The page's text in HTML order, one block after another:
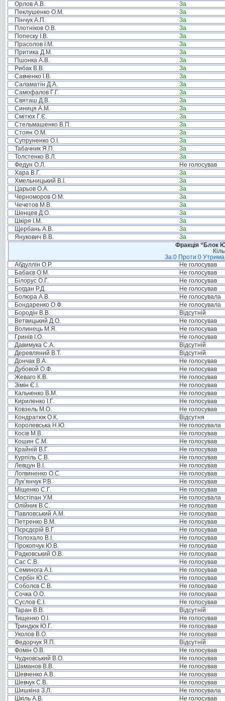
Орлов А.В.
За
Пеклушенко О.М.
За
Пінчук А.П.
За
Плотніков О.В.
За
Попеску І.В.
За
Прасолов І.М.
За
Притика Д.М.
За
Пшонка А.В.
За
Рибак В.В.
За
Савченко І.В.
За
Саламатін Д.А.
За
Самофалов Г.Г.
За
Святаш Д.В.
За
Синиця А.М.
За
Смітюх Г.Є.
За
Стельмашенко В.П.
За
Стоян О.М.
За
Супруненко О.І.
За
Табачник Я.П.
За
Толстенко В.Л.
За
Федун О.Л.
Не голосував
Хара В.Г.
За
Хмельницький В.І.
За
Царьов О.А.
За
Черноморов О.М.
За
Чечетов М.В.
За
Шенцев Д.О.
За
Шкіря І.М.
За
Щербань А.В.
За
Янукович В.В.
За
Фракція “Блок
За:0 Проти:0
Абдуллін О.Р.
Не голосував
Бабаєв О.М.
Не голосував
Білорус О.Г.
Не голосував
Богдан Р.Д.
Не голосував
Болюра А.В.
Не голосувала
Бондаренко О.Ф.
Не голосувала
Бородін В.В.
Відсутній
Ветвицький Д.О.
Не голосував
Волинець М.Я.
Не голосував
Гринів І.О.
Не голосував
Давимука С.А.
Відсутній
Деревляний В.Т.
Відсутній
Дончак В.А.
Не голосував
Дубовой О.Ф.
Не голосував
Жеваго К.В.
Не голосував
Зімін Є.І.
Не голосував
Кальченко В.М.
Не голосував
Кириленко І.Г.
Не голосував
Ковзель М.О.
Не голосував
Кондратюк О.К.
Відсутня
Королевська Н.Ю.
Не голосувала
Косів М.В.
Не голосував
Кошин С.М.
Не голосував
Крайній В.Г.
Не голосував
Курпіль С.В.
Не голосував
Левцун В.І.
Не голосував
Логвиненко О.С.
Не голосував
Лук’янчук Р.В.
Не голосував
Міщенко С.Г.
Не голосував
Мостіпан У.М.
Не голосувала
Олійник В.С.
Не голосував
Павловський А.М.
Не голосував
Петренко В.М.
Не голосував
Пєрєдєрій В.Г.
Не голосував
Полохало В.І.
Не голосував
Прокопчук Ю.В.
Не голосував
Радковський О.В.
Не голосував
Сас С.В.
Не голосував
Семинога А.І.
Не голосував
Сербін Ю.С.
Не голосував
Соболєв С.В.
Не голосував
Сочка О.О.
Не голосував
Суслов Є.І.
Не голосував
Таран В.В.
Відсутній
Тищенко О.І.
Не голосував
Триндюк Ю.Г.
Не голосував
Уколов В.О.
Не голосував
Федорчук Я.П.
Відсутній
Фомін О.В.
Не голосував
Чудновський В.О.
Не голосував
Шаманов В.В.
Не голосував
Шевченко А.В.
Не голосував
Шевчук С.В.
Не голосував
Шишкіна З.Л.
Не голосувала
Шкіль А.В.
Не голосував